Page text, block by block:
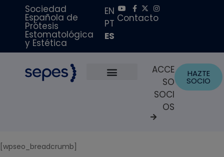
Sociedad
Española de
Prótesis
Estomatológica
y Estética
EN
PT
ES
Contacto
ACCE
SO
SOCI
OS
HAZTE
SOCIO
[wpseo_breadcrumb]